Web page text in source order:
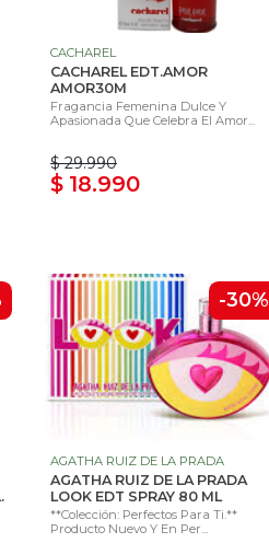
CACHAREL
CACHAREL EDT.AMOR
AMOR30M
Fragancia Femenina Dulce Y
Apasionada Que Celebra El Amor...
$ 29.990
$ 18.990
-30%
AGATHA RUIZ DE LA PRADA
AGATHA RUIZ DE LA PRADA
LOOK EDT SPRAY 80 ML
**Colección: Perfectos Para Ti.**
Producto Nuevo Y En Per...